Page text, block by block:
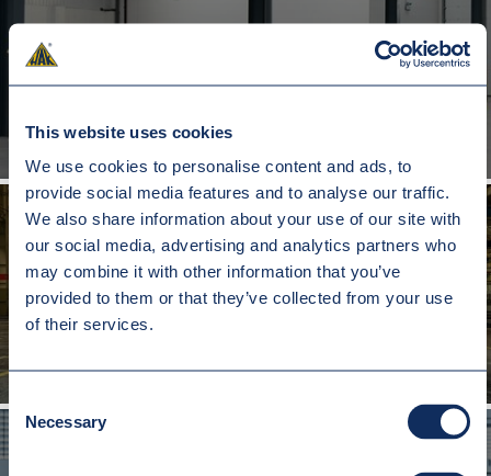
This website uses cookies
We use cookies to personalise content and ads, to
provide social media features and to analyse our traffic.
We also share information about your use of our site with
our social media, advertising and analytics partners who
may combine it with other information that you’ve
provided to them or that they’ve collected from your use
of their services.
Consent
Selection
Necessary
TRAWERSA DO TRANSPORTU WAŁÓW